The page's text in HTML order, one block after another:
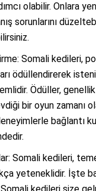
olabilir. Onlara
sorunlarını
Somali kedileri,
ödüllendirerek
Ödüller,
bir oyun zamanı
bağlantı
Somali kedileri,
yeteneklidir. İşte